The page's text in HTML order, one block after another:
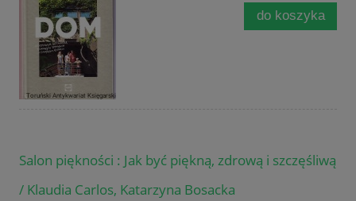
do koszyka
Salon piękności : Jak być piękną, zdrową i szczęśliwą
/ Klaudia Carlos, Katarzyna Bosacka